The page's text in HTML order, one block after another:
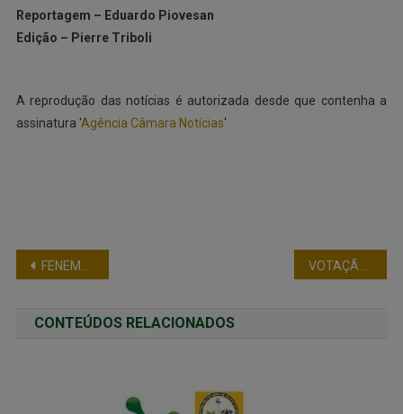
Reportagem – Eduardo Piovesan
Edição – Pierre Triboli
A reprodução das notícias é autorizada desde que contenha a
assinatura 'Agência Câmara Notícias'
FENEME PARTICIPA DE REUNIÃO DE OFICIAIS DA POLÍCIA MILITAR NO RIO DE JANEIRO VOTAÇÃO SOBRE DÍVIDAS DOS ESTADOS (PLP 257/16) É ADIADA PARA SEMANA QUE VEM
CONTEÚDOS RELACIONADOS